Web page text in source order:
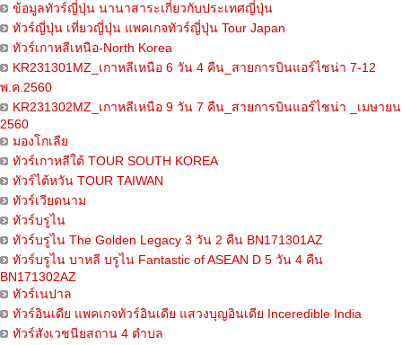
ข้อมูลทัวร์ญี่ปุ่น นานาสาระเกี่ยวกับประเทศญี่ปุ่น
ทัวร์ญี่ปุ่น เที่ยวญี่ปุ่น แพคเกจทัวร์ญี่ปุ่น Tour Japan
ทัวร์เกาหลีเหนือ-North Korea
KR231301MZ_เกาหลีเหนือ 6 วัน 4 คืน_สายการบินแอร์ไชน่า 7-12
พ.ค.2560
KR231302MZ_เกาหลีเหนือ 9 วัน 7 คืน_สายการบินแอร์ไชน่า _เมษายน
2560
มองโกเลีย
ทัวร์เกาหลีใต้ TOUR SOUTH KOREA
ทัวร์ไต้หวัน TOUR TAIWAN
ทัวร์เวียดนาม
ทัวร์บรูไน
ทัวร์บรูไน The Golden Legacy 3 วัน 2 คืน BN171301AZ
ทัวร์บรูไน บาหลี บรูไน Fantastic of ASEAN D 5 วัน 4 คืน
BN171302AZ
ทัวร์เนปาล
ทัวร์อินเดีย แพคเกจทัวร์อินเดีย แสวงบุญอินเดีย Inceredible India
ทัวร์สังเวชนียสถาน 4 ตำบล